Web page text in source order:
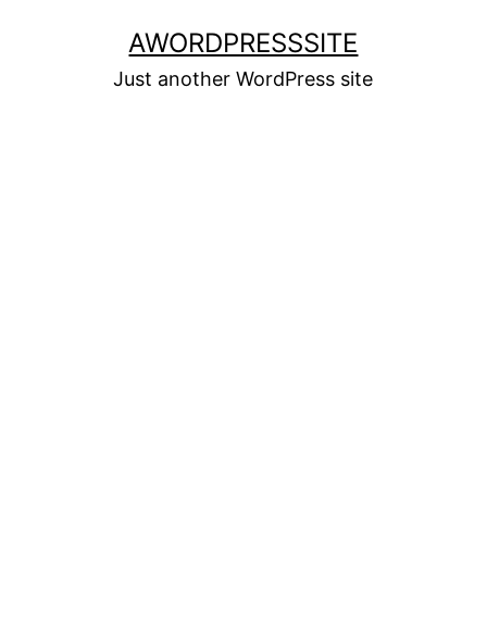
AWORDPRESSSITE
Just another WordPress site